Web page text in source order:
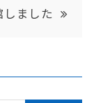
ました